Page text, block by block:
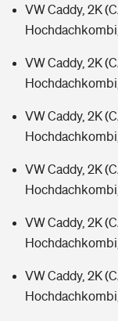
VW Caddy, 2K
VW Caddy, 2K
VW Caddy, 2K
VW Caddy, 2K
VW Caddy, 2K
VW Caddy, 2K